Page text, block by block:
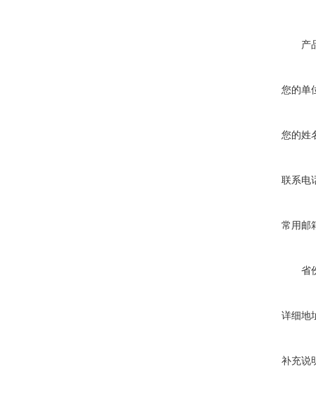
产
您的单
您的姓
联系电
常用邮
省
详细地
补充说